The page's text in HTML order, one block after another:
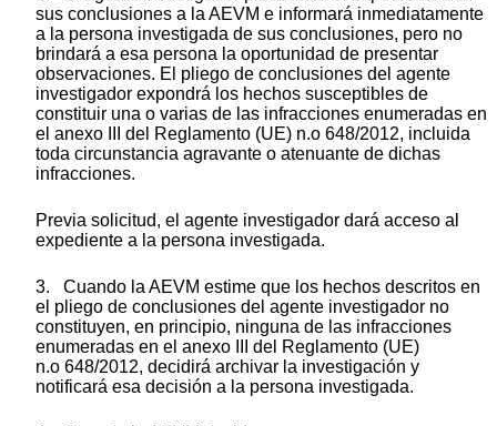
sus conclusiones a la AEVM e informará inmediatamente
a la persona investigada de sus conclusiones, pero no
brindará a esa persona la oportunidad de presentar
observaciones. El pliego de conclusiones del agente
investigador expondrá los hechos susceptibles de
constituir una o varias de las infracciones enumeradas en
el anexo III del Reglamento (UE) n.o 648/2012, incluida
toda circunstancia agravante o atenuante de dichas
infracciones.
Previa solicitud, el agente investigador dará acceso al
expediente a la persona investigada.
3. Cuando la AEVM estime que los hechos descritos en
el pliego de conclusiones del agente investigador no
constituyen, en principio, ninguna de las infracciones
enumeradas en el anexo III del Reglamento (UE)
n.o 648/2012, decidirá archivar la investigación y
notificará esa decisión a la persona investigada.